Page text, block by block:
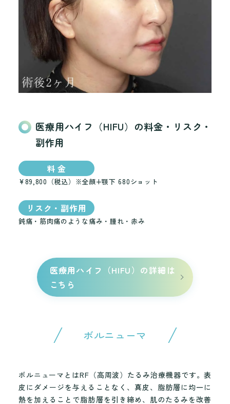
医療用ハイフ（HIFU）の料金・リスク・
副作用
料 金
¥89,800（税込）※全顔+顎下 680ショット
リスク・副作用
鈍痛・筋肉痛のような痛み・腫れ・赤み
医療用ハイフ（HIFU）の詳細は
こちら
ボルニューマ
ボルニューマとはRF（高周波）たるみ治療機器です。表
皮にダメージを与えることなく、真皮、脂肪層に均一に
熱を加えることで脂肪層を引き締め、肌のたるみを改善